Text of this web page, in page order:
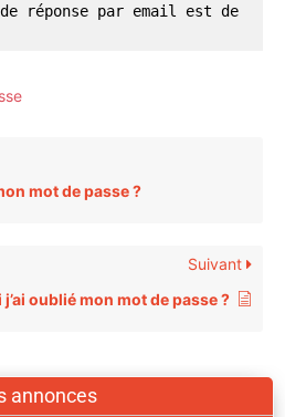
annonces
réponse par email est de
mot de passe ?
Suivant
oublié mon mot de passe ?